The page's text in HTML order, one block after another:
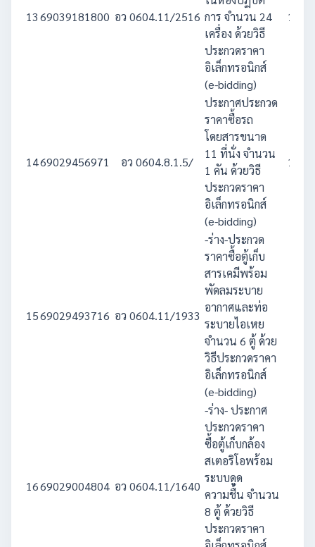
1369039181800 อว 0604.11/2516 การ จำนวน 24
เครื่อง ด้วยวิธี
ประกวดราคา
อิเล็กทรอนิกส์
(e-bidding)
1469029456971 อว 0604.8.1.5/
ประกาศประกวด
ราคาซื้อรถ
โดยสารขนาด
11 ที่นั่ง จำนวน
1 คัน ด้วยวิธี
ประกวดราคา
อิเล็กทรอนิกส์
(e-bidding)
1569029493716 อว 0604.11/1933
-ร่าง-ประกวด
ราคาซื้อตู้เก็บ
สารเคมีพร้อม
พัดลมระบาย
อากาศและท่อ
ระบายไอเหย
จำนวน 6 ตู้ ด้วย
วิธีประกวดราคา
อิเล็กทรอนิกส์
(e-bidding)
1669029004804 อว 0604.11/1640
-ร่าง- ประกาศ
ประกวดราคา
ซื้อตู้เก็บกล้อง
สเตอริโอพร้อม
ระบบดูด
ความชื้น จำนวน
8 ตู้ ด้วยวิธี
ประกวดราคา